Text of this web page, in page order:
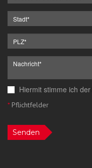
Hiermit stimme ich der
*Pflichtfelder
Senden